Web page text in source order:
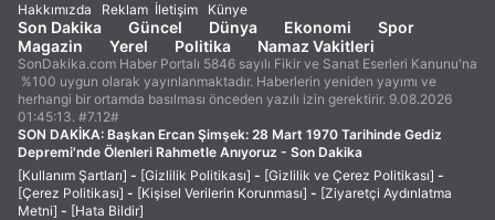
Hakkımızda Reklam İletişim Künye
Son Dakika Güncel Dünya Ekonomi
Spor
Magazin
Yerel Politika Namaz Vakitleri
SonDakika.com Haber Portalı 5846 sayılı Fikir ve Sanat Eserleri Kanunu'na
%100 uygun olarak yayınlanmaktadır. Haberlerin yeniden yayımı ve
herhangi bir ortamda basılması önceden yazılı izin gerektirir. 9.08.2026
01:45:13. #7.12#
SON DAKİKA: Başkan Ercan Şimşek: 28 Mart 1970 Tarihinde Gediz
Depremi'nde Ölenleri Rahmetle Anıyoruz - Son Dakika
[Kullanım Şartları] - [Gizlilik Politikası] - [Gizlilik ve Çerez Politikası] -
[Çerez Politikası] - [Kişisel Verilerin Korunması] - [Ziyaretçi Aydınlatma
Metni] - [Hata Bildir]